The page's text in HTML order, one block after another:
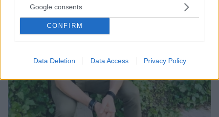
Google consents
CONFIRM
Data Deletion Data Access Privacy Policy